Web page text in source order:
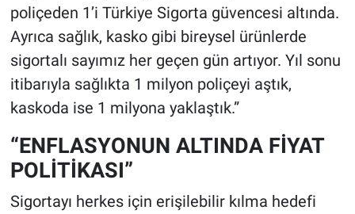
poliçeden 1’i Türkiye Sigorta güvencesi altında.
Ayrıca sağlık, kasko gibi bireysel ürünlerde
sigortalı sayımız her geçen gün artıyor. Yıl sonu
itibarıyla sağlıkta 1 milyon poliçeyi aştık,
kaskoda ise 1 milyona yaklaştık.”
“ENFLASYONUN ALTINDA FİYAT
POLİTİKASI”
Sigortayı herkes için erişilebilir kılma hedefi